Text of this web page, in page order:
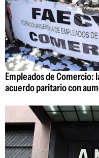
Empleados de Comercio:
acuerdo paritario con